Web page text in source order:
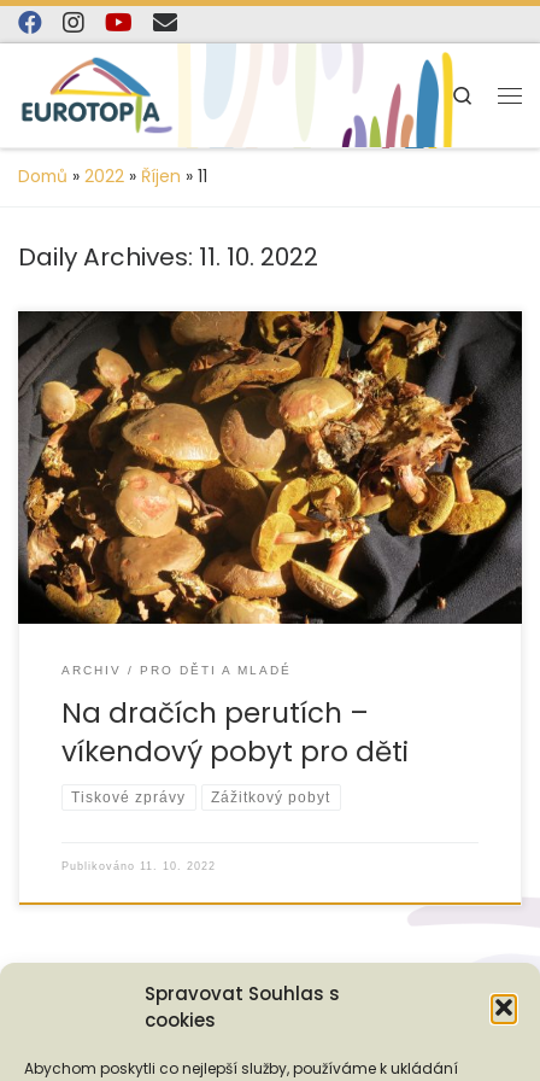
Spravovat Souhlas s
cookies
Abychom poskytli co nejlepší služby, používáme k ukládání
content
Skip to content
Search
Domů » 2022 » Říjen » 11
Daily Archives: 11. 10. 2022
O víkendu 7. – 9. října 2022 proběhl víkendový pobyt ve
Vápenné, kde účastníci strávili tři krásné dny daleko od
civilizace […]
ARCHIV PRO DĚTI A MLADÉ
Na dračích perutích –
víkendový pobyt pro děti
Tiskové zprávy Zážitkový pobyt
Publikováno 11. 10. 2022
Podporují nás...